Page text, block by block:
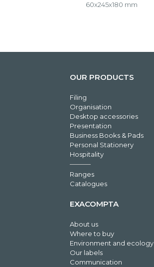
60x245x180 mm
OUR PRODUCTS
Filing
Organisation
Desktop accessories
Presentation
Business Books & Pads
Personal Stationery
Hospitality
Ranges
Catalogues
EXACOMPTA
About us
Where to buy
Environment and ecology
Our labels
Communication